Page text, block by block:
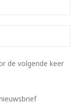
de volgende keer